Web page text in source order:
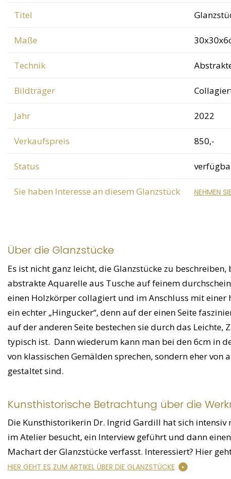
Titel
Maße
Technik
Bildträger
Jahr 2022
Verkaufspreis 850,-
Status
Sie haben Interesse an diesem Glanzstück NEHMEN
Über die Glanzstücke
Es ist nicht ganz leicht, die Glanzstücke zu
abstrakte Aquarelle aus Tusche auf feinem
einen Holzkörper collagiert und im Anschluss mit einer
ein echter „Hingucker“, denn auf der einen Seite
auf der anderen Seite bestechen sie durch das
typisch ist. Dann wiederum kann man bei den 6cm in
von klassischen Gemälden sprechen, sondern eher
gestaltet sind.
Kunsthistorische Betrachtung über die
Die Kunsthistorikerin Dr. Ingrid Gardill hat sich
im Atelier besucht, ein Interview geführt und dann
Machart der Glanzstücke verfasst. Interessiert? Hier
HIER GEHT ES ZUM ARTIKEL ÜBER DIE GLANZSTÜCKE